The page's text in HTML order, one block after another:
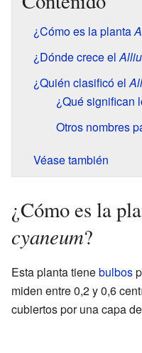
¿Cómo es la planta
¿Dónde crece el
¿Quién clasificó el
¿Qué significan
Otros nombres
Véase también
¿Cómo es la
cyaneum?
Esta planta tienebulbos
miden entre 0,2 y 0,6
cubiertos por una capa